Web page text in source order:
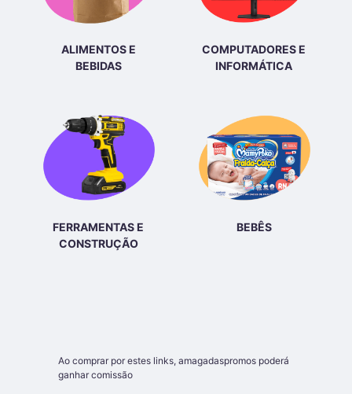
Ao comprar por estes links, amagadaspromos poderá
ganhar comissão
ALIMENTOS E
BEBIDAS
COMPUTADORES E
INFORMÁTICA
FERRAMENTAS E
CONSTRUÇÃO
BEBÊS